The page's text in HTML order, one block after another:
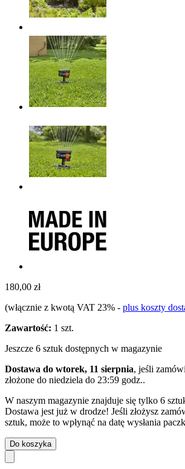
180,00 zł
(włącznie z kwotą VAT 23% - plus koszty
Zawartość: 1 szt.
Jeszcze 6 sztuk dostępnych w magazynie
Dostawa do wtorek, 11 sierpnia, jeśli
złożone do niedziela do 23:59 godz..
W naszym magazynie znajduje się tylko 6
Dostawa jest już w drodze! Jeśli złożysz
sztuk, może to wpłynąć na datę wysłania
Do koszyka